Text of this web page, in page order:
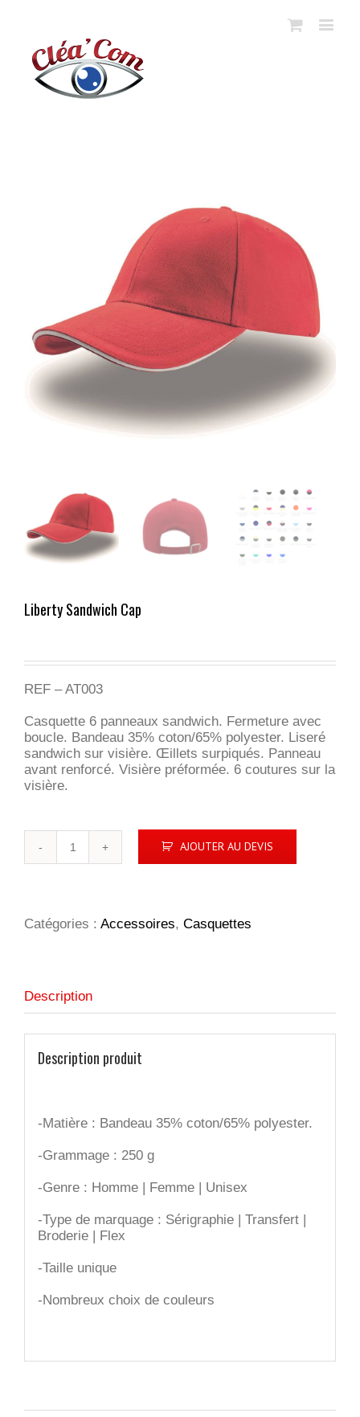
Liberty Sandwich Cap
REF – AT003
Casquette 6 panneaux sandwich. Fermeture avec
boucle. Bandeau 35% coton/65% polyester. Liseré
sandwich sur visière. Œillets surpiqués. Panneau
avant renforcé. Visière préformée. 6 coutures sur la
visière.
AJOUTER AU DEVIS
Catégories : Accessoires, Casquettes
Description
Description produit
-Matière : Bandeau 35% coton/65% polyester.
-Grammage : 250 g
-Genre : Homme | Femme | Unisex
-Type de marquage : Sérigraphie | Transfert |
Broderie | Flex
-Taille unique
-Nombreux choix de couleurs